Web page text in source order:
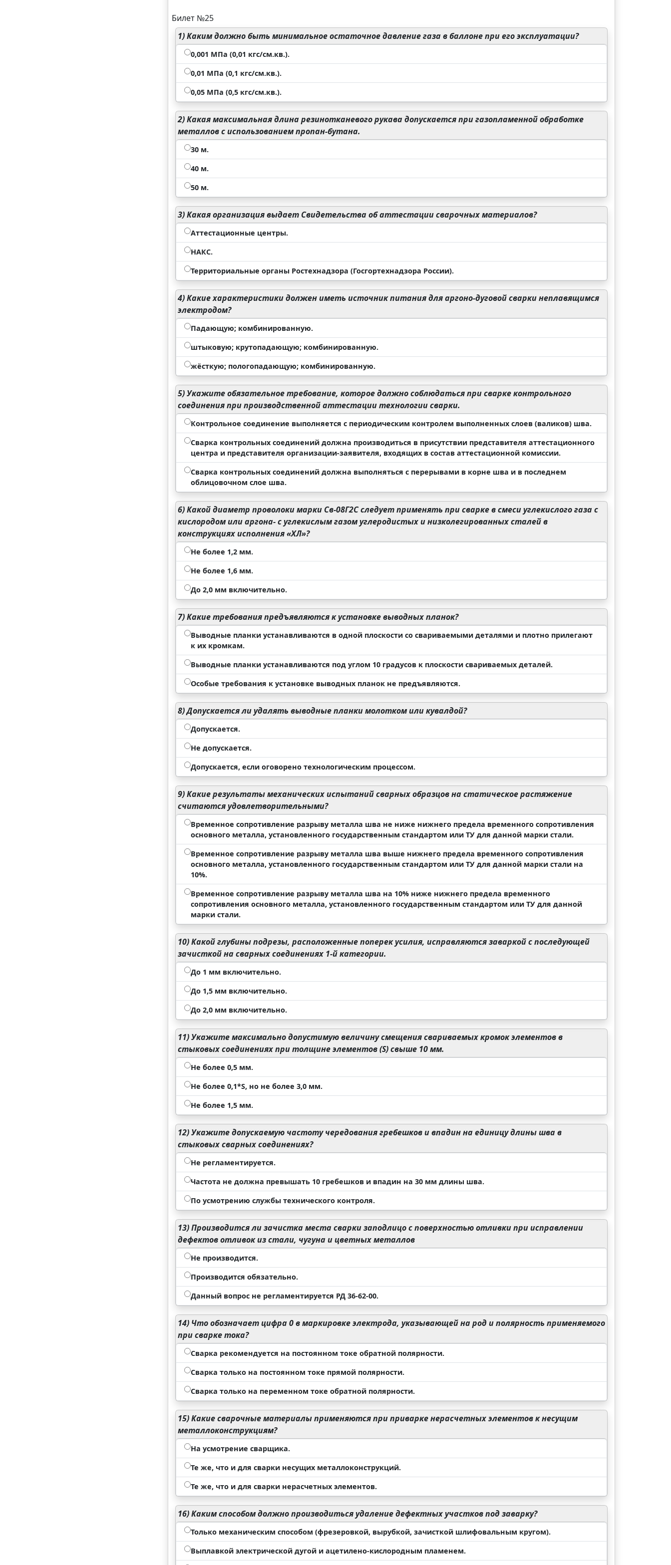
Билет №25
1)Каким должно быть минимальное остаточное давление газа в баллоне при его эксплуатации?
0,001 МПа (0,01 кгс/см.кв.).
0,01 МПа (0,1 кгс/см.кв.).
0,05 МПа (0,5 кгс/см.кв.).
2)Какая максимальная длина резинотканевого рукава допускается при газопламенной обработке
металлов с использованием пропан-бутана.
30 м.
40 м.
50 м.
3)Какая организация выдает Свидетельства об аттестации сварочных материалов?
Аттестационные центры.
НАКС.
Территориальные органы Ростехнадзора (Госгортехнадзора России).
4)Какие характеристики должен иметь источник питания для аргоно-дуговой сварки неплавящимся
электродом?
Падающую; комбинированную.
штыковую; крутопадающую; комбинированную.
жёсткую; пологопадающую; комбинированную.
5)Укажите обязательное требование, которое должно соблюдаться при сварке контрольного
соединения при производственной аттестации технологии сварки.
Контрольное соединение выполняется с периодическим контролем выполненных слоев (валиков) шва.
Сварка контрольных соединений должна производиться в присутствии представителя аттестационного
центра и представителя организации-заявителя, входящих в состав аттестационной комиссии.
Сварка контрольных соединений должна выполняться с перерывами в корне шва и в последнем
облицовочном слое шва.
6)Какой диаметр проволоки марки Св-08Г2С следует применять при сварке в смеси углекислого газа с
кислородом или аргона- с углекислым газом углеродистых и низколегированных сталей в
конструкциях исполнения «ХЛ»?
Не более 1,2 мм.
Не более 1,6 мм.
До 2,0 мм включительно.
7)Какие требования предъявляются к установке выводных планок?
Выводные планки устанавливаются в одной плоскости со свариваемыми деталями и плотно прилегают
к их кромкам.
Выводные планки устанавливаются под углом 10 градусов к плоскости свариваемых деталей.
Особые требования к установке выводных планок не предъявляются.
8)Допускается ли удалять выводные планки молотком или кувалдой?
Допускается.
Не допускается.
Допускается, если оговорено технологическим процессом.
9)Какие результаты механических испытаний сварных образцов на статическое растяжение
считаются удовлетворительными?
Временное сопротивление разрыву металла шва не ниже нижнего предела временного сопротивления
основного металла, установленного государственным стандартом или ТУ для данной марки стали.
Временное сопротивление разрыву металла шва выше нижнего предела временного сопротивления
основного металла, установленного государственным стандартом или ТУ для данной марки стали на
10%.
Временное сопротивление разрыву металла шва на 10% ниже нижнего предела временного
сопротивления основного металла, установленного государственным стандартом или ТУ для данной
марки стали.
10)Какой глубины подрезы, расположенные поперек усилия, исправляются заваркой с последующей
зачисткой на сварных соединениях 1-й категории.
До 1 мм включительно.
До 1,5 мм включительно.
До 2,0 мм включительно.
11)Укажите максимально допустимую величину смещения свариваемых кромок элементов в
стыковых соединениях при толщине элементов (S) свыше 10 мм.
Не более 0,5 мм.
Не более 0,1*S, но не более 3,0 мм.
Не более 1,5 мм.
12)Укажите допускаемую частоту чередования гребешков и впадин на единицу длины шва в
стыковых сварных соединениях?
Не регламентируется.
Частота не должна превышать 10 гребешков и впадин на 30 мм длины шва.
По усмотрению службы технического контроля.
13)Производится ли зачистка места сварки заподлицо с поверхностью отливки при исправлении
дефектов отливок из стали, чугуна и цветных металлов
Не производится.
Производится обязательно.
Данный вопрос не регламентируется РД 36-62-00.
14) Что обозначает цифра 0 в маркировке электрода, указывающей на род и полярность применяемого
при сварке тока?
Сварка рекомендуется на постоянном токе обратной полярности.
Сварка только на постоянном токе прямой полярности.
Сварка только на переменном токе обратной полярности.
15)Какие сварочные материалы применяются при приварке нерасчетных элементов к несущим
металлоконструкциям?
На усмотрение сварщика.
Те же, что и для сварки несущих металлоконструкций.
Те же, что и для сварки нерасчетных элементов.
16)Каким способом должно производиться удаление дефектных участков под заварку?
Только механическим способом (фрезеровкой, вырубкой, зачисткой шлифовальным кругом).
Выплавкой электрической дугой и ацетилено-кислородным пламенем.